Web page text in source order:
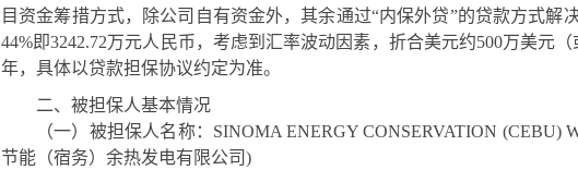
目资金筹措方式，除公司自有资金外，其余通过“内保外贷”的贷款方式解
44%即3242.72万元人民币，考虑到汇率波动因素，折合美元约500万美元
年，具体以贷款担保协议约定为准。
二、 被担保人基本情况
（一）被担保人名称： SINOMA ENERGY CONSERVATION (CEBU)
节能（宿务）余热发电有限公司)